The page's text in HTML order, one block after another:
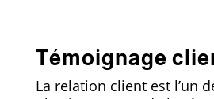
Témoignage
La relation client est l’un